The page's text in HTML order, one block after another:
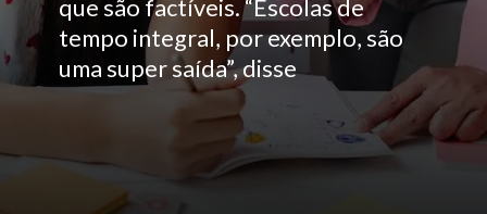
que são factíveis. “Escolas de
tempo integral, por exemplo, são
uma super saída”, disse